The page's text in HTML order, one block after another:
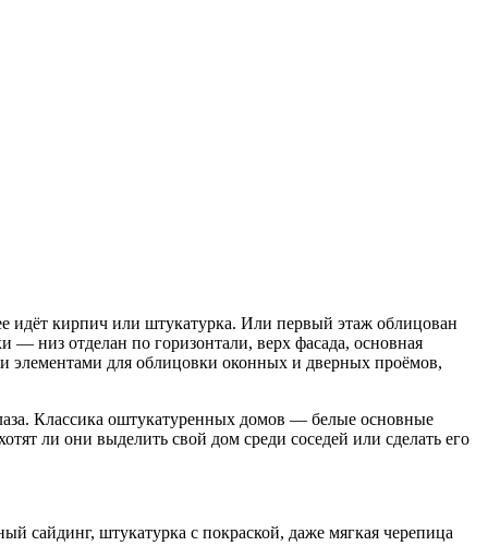
кирпич или штукатурка. Или первый этаж облицован
низ отделан по горизонтали, верх фасада, основная
элементами для облицовки оконных и дверных проёмов,
Классика оштукатуренных домов — белые основные
ли они выделить свой дом среди соседей или сделать его
сайдинг, штукатурка с покраской, даже мягкая черепица